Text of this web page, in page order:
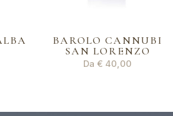
BAROLO CANNUBI
SAN LORENZO
Da € 40,00